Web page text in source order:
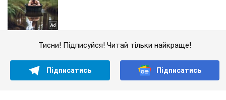
Тисни! Підписуйся! Читай тільки найкраще!
Підписатись Підписатись